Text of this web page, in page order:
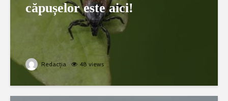
căpușelor este aici!
Redacția 48 views